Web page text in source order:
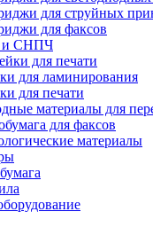
для струйных
для факсов
СНПЧ
для печати
для ламинирования
для печати
материалы для
для факсов
материалы